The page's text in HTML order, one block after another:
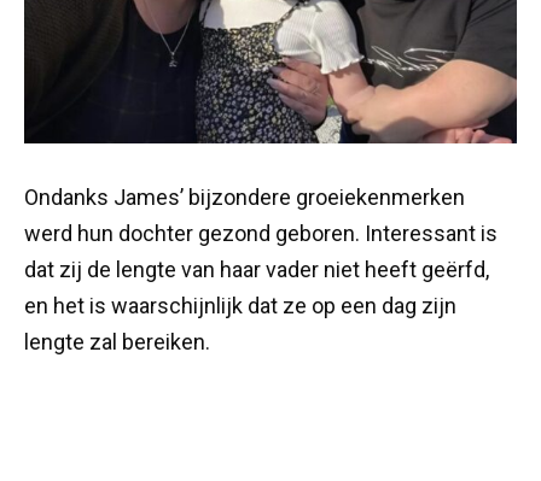
Ondanks James’ bijzondere groeiekenmerken
werd hun dochter gezond geboren. Interessant is
dat zij de lengte van haar vader niet heeft geërfd,
en het is waarschijnlijk dat ze op een dag zijn
lengte zal bereiken.